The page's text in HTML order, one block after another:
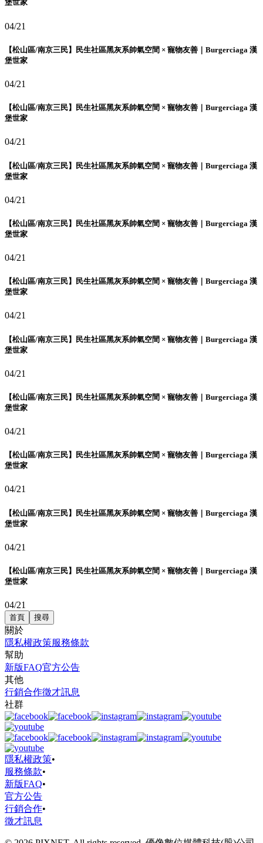
堡世家
04/21
【松山區/南京三民】民生社區黑灰系帥氣空間 × 寵物友善｜Burgerciaga 漢
堡世家
04/21
【松山區/南京三民】民生社區黑灰系帥氣空間 × 寵物友善｜Burgerciaga 漢
堡世家
04/21
【松山區/南京三民】民生社區黑灰系帥氣空間 × 寵物友善｜Burgerciaga 漢
堡世家
04/21
【松山區/南京三民】民生社區黑灰系帥氣空間 × 寵物友善｜Burgerciaga 漢
堡世家
04/21
【松山區/南京三民】民生社區黑灰系帥氣空間 × 寵物友善｜Burgerciaga 漢
堡世家
04/21
【松山區/南京三民】民生社區黑灰系帥氣空間 × 寵物友善｜Burgerciaga 漢
堡世家
04/21
【松山區/南京三民】民生社區黑灰系帥氣空間 × 寵物友善｜Burgerciaga 漢
堡世家
04/21
【松山區/南京三民】民生社區黑灰系帥氣空間 × 寵物友善｜Burgerciaga 漢
堡世家
04/21
【松山區/南京三民】民生社區黑灰系帥氣空間 × 寵物友善｜Burgerciaga 漢
堡世家
04/21
【松山區/南京三民】民生社區黑灰系帥氣空間 × 寵物友善｜Burgerciaga 漢
堡世家
04/21
首頁 搜尋
關於
隱私權政策服務條款
幫助
新版FAQ官方公告
其他
行銷合作徵才訊息
社群
隱私權政策•
服務條款•
新版FAQ•
官方公告
行銷合作•
徵才訊息